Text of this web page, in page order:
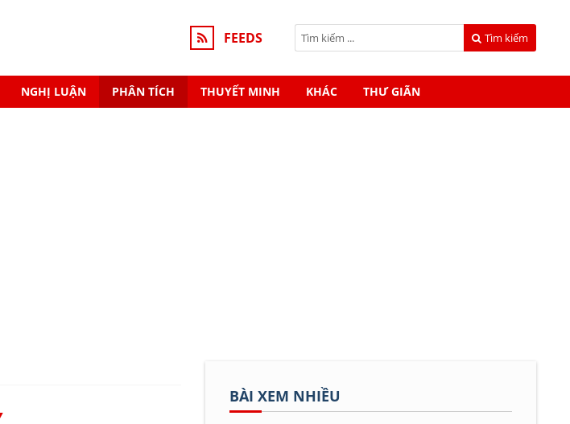
FEEDS Tìm kiếm
NGHỊ LUẬN PHÂN TÍCH THUYẾT MINH KHÁC THƯ GIÃN
BÀI XEM NHIỀU